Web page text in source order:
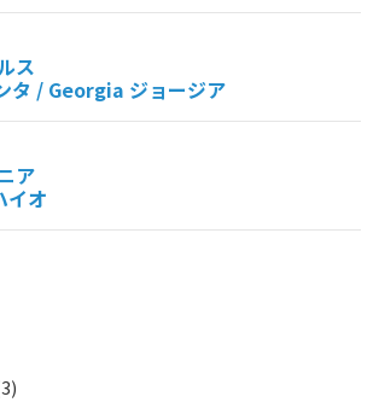
ス
/ Georgia ジョージア
ア
イオ